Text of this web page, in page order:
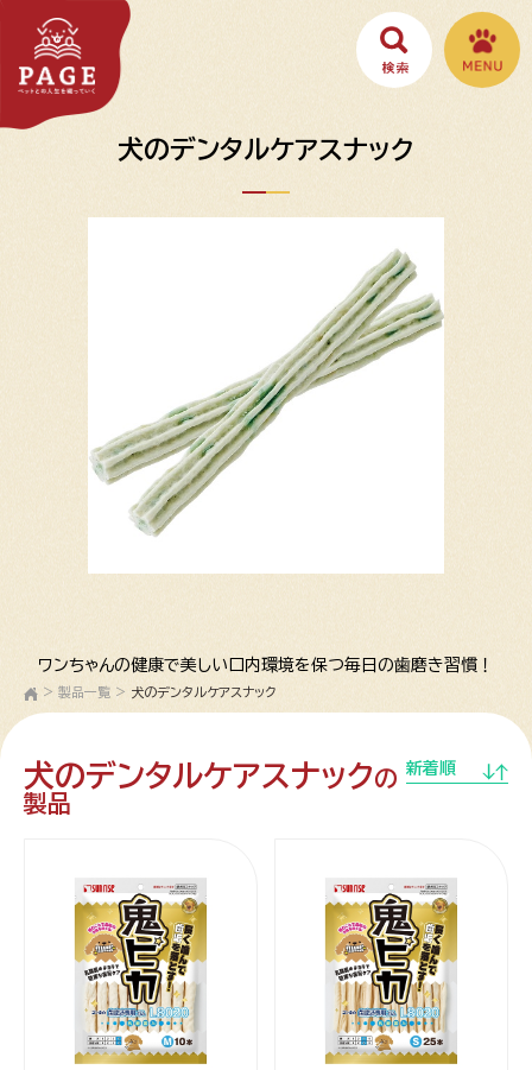
犬のデンタルケアスナック
ワンちゃんの健康で美しい口内環境を保つ毎日の歯磨き習慣！
> 製品一覧 > 犬のデンタルケアスナック
犬のデンタルケアスナックの
製品
新着順